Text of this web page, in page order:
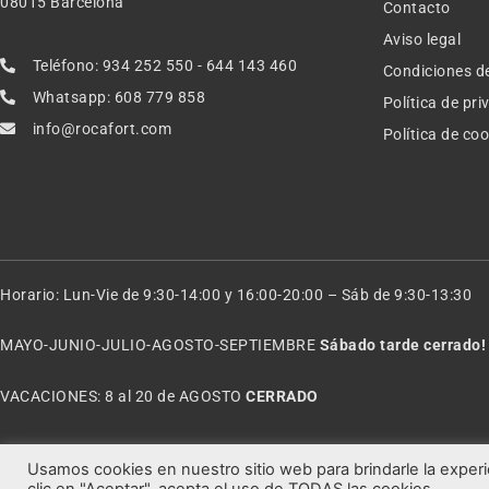
Teléfono: 934 252 550 - 644 143 460
Whatsapp: 608 779 858
info@rocafort.com
Contacto
Aviso legal
Condiciones
Política de
Política de
Horario: Lun-Vie de 9:30-14:00 y 16:00-20:00 – Sáb de 9:30-13:30
MAYO-JUNIO-JULIO-AGOSTO-SEPTIEMBRE Sábado tarde cerrado!
VACACIONES: 8 al 20 de AGOSTO CERRADO
Usamos cookies en nuestro sitio web para brindarle la